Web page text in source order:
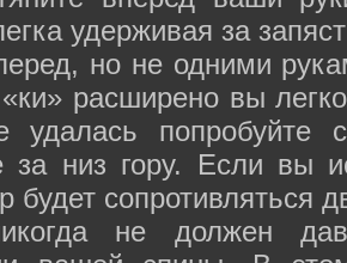
удерживая за
но не одними
расширено вы
удалась попробуйте
за низ гору. Если вы
будет сопротивляться
не должен